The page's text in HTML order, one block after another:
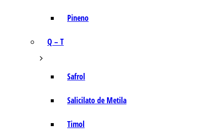
Pineno
Q – T
Safrol
Salicilato de Metila
Timol